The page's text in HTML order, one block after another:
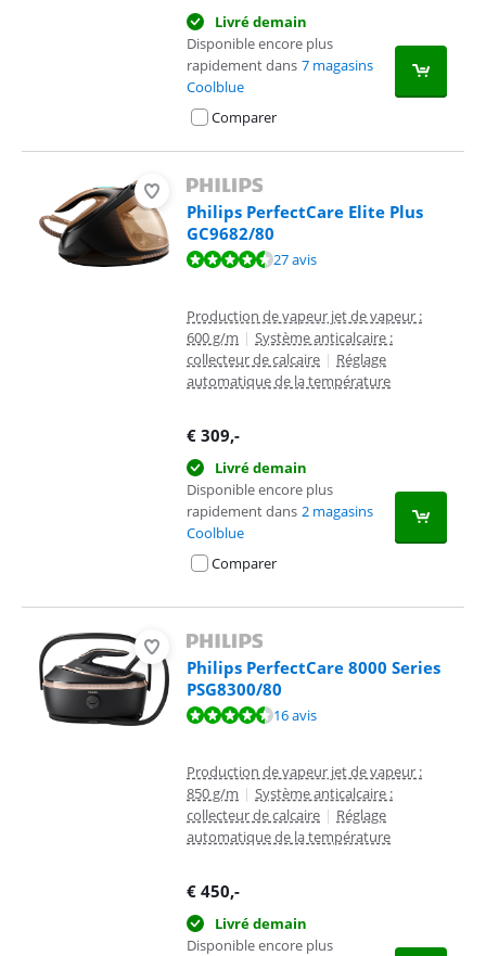
Livré demain
Disponible encore plus
rapidement dans 7 magasins
Coolblue
Comparer
Philips PerfectCare Elite Plus
GC9682/80
La note est de 9,2 sur 10, basée sur 27 avis.27 avis
Production de vapeur jet de vapeur :
600 g/m | Système anticalcaire :
collecteur de calcaire | Réglage
automatique de la température
€ 309,-
Livré demain
Disponible encore plus
rapidement dans 2 magasins
Coolblue
Comparer
Philips PerfectCare 8000 Series
PSG8300/80
La note est de 9,2 sur 10, basée sur 16 avis.16 avis
Production de vapeur jet de vapeur :
850 g/m | Système anticalcaire :
collecteur de calcaire | Réglage
automatique de la température
€ 450,-
Livré demain
Disponible encore plus